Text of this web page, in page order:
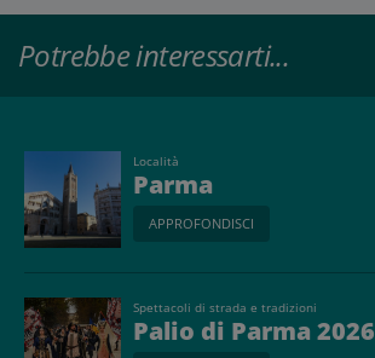
Potrebbe interessarti...
Località
Parma
APPROFONDISCI
Spettacoli di strada e tradizioni
Palio di Parma 2026